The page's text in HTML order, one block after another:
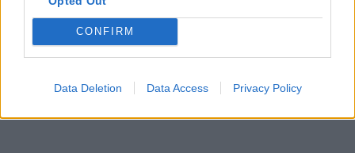
CONFIRM
Data Deletion Data Access Privacy Policy
ΔΕΗ: Ισχυρή ανάπτυξη στο α΄ εξάμηνο 2026 με
προσαρμοσμένο EBITDA στα 1,2 δισ. ευρώ